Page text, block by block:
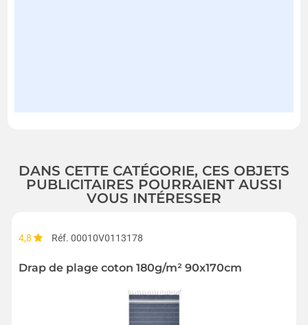
DANS CETTE CATÉGORIE, CES OBJETS
PUBLICITAIRES POURRAIENT AUSSI
VOUS INTÉRESSER
4,8 Réf. 00010V0113178
Drap de plage coton 180g/m² 90x170cm